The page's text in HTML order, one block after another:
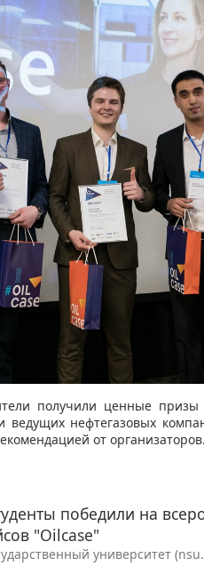
получили ценные
ведущих нефтегазовых
от организаторов.
победили на
"Oilcase"
университет